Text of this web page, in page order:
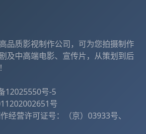
品质影视制作公司，可为您拍摄制作
及中高端电影、宣传片，从策划到后
12025550号-5
号
经营许可证号：（京）03933号、